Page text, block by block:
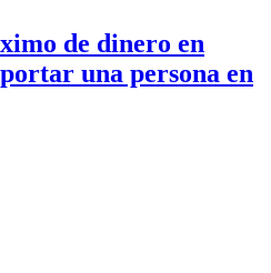
de dinero en
una persona en